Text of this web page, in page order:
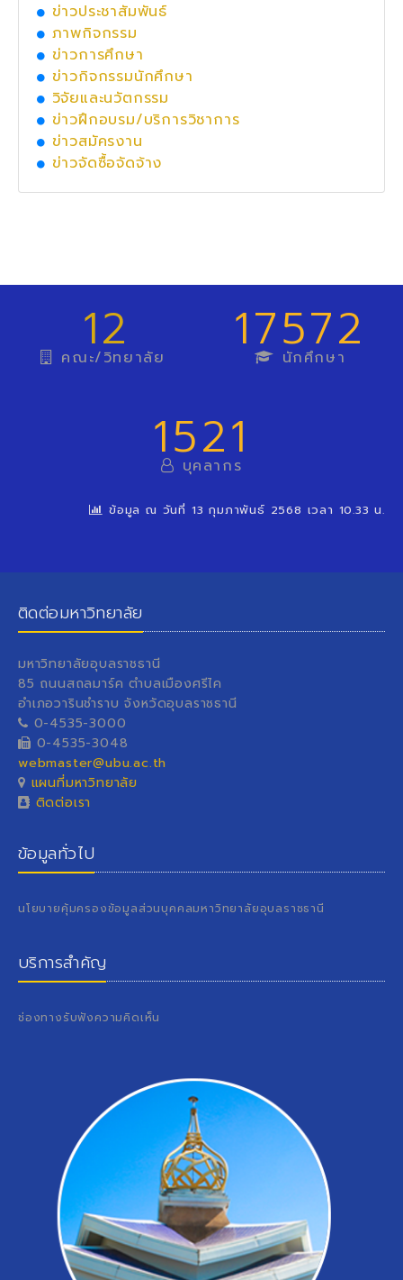
ข่าวประชาสัมพันธ์
ภาพกิจกรรม
ข่าวการศึกษา
ข่าวกิจกรรมนักศึกษา
วิจัยและนวัตกรรม
ข่าวฝึกอบรม/บริการวิชาการ
ข่าวสมัครงาน
ข่าวจัดซื้อจัดจ้าง
12
คณะ/วิทยาลัย 17572
นักศึกษา
1521
บุคลากร
ข้อมูล ณ วันที่ 13 กุมภาพันธ์ 2568 เวลา 10.33 น.
ติดต่อมหาวิทยาลัย
มหาวิทยาลัยอุบลราชธานี
85 ถนนสถลมาร์ค ตำบลเมืองศรีไค
อำเภอวารินชำราบ จังหวัดอุบลราชธานี
0-4535-3000
0-4535-3048
webmaster@ubu.ac.th
แผนที่มหาวิทยาลัย
ติดต่อเรา
ข้อมูลทั่วไป
นโยบายคุ้มครองข้อมูลส่วนบุคคลมหาวิทยาลัยอุบลราชธานี
บริการสำคัญ
ช่องทางรับฟังความคิดเห็น